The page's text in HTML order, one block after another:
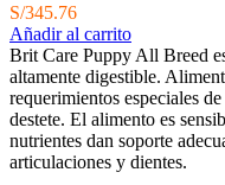
S/345.76
Añadir al carrito
Brit Care Puppy All Breed
altamente digestible.
requerimientos especiales
destete. El alimento es
nutrientes dan soporte
articulaciones y dientes.